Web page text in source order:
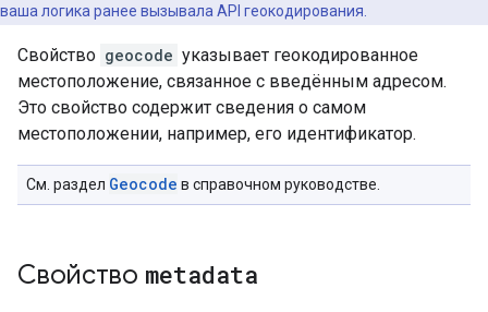
ваша логика ранее вызывала API геокодирования.
Свойство geocode указывает геокодированное
местоположение, связанное с введённым адресом.
Это свойство содержит сведения о самом
местоположении, например, его идентификатор.
См. раздел Geocode в справочном руководстве.
Свойство metadata